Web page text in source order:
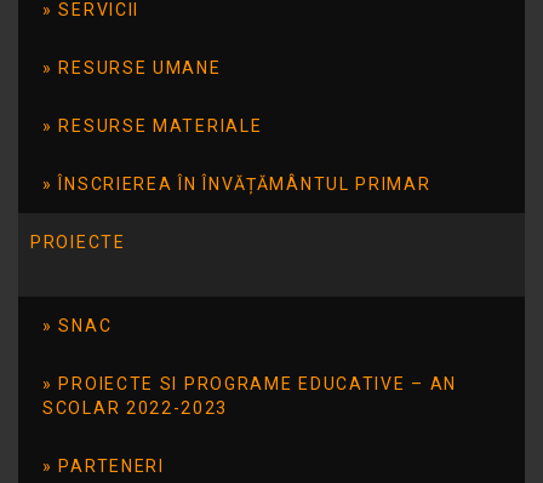
SERVICII
RESURSE UMANE
RESURSE MATERIALE
ÎNSCRIEREA ÎN ÎNVĂȚĂMÂNTUL PRIMAR
PROIECTE
SNAC
PROIECTE SI PROGRAME EDUCATIVE – AN
SCOLAR 2022-2023
PARTENERI
de a face mișcare în aer liber, de a socializa,
importanța unui stil de viață sănătos, bazat